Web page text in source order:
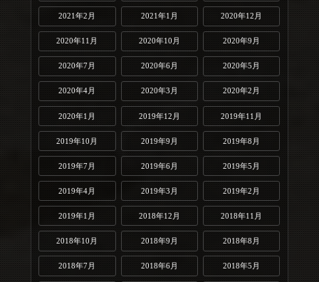
2021年2月 2021年1月 2020年12月
2020年11月 2020年10月 2020年9月
2020年7月 2020年6月 2020年5月
2020年4月 2020年3月 2020年2月
2020年1月 2019年12月 2019年11月
2019年10月 2019年9月 2019年8月
2019年7月 2019年6月 2019年5月
2019年4月 2019年3月 2019年2月
2019年1月 2018年12月 2018年11月
2018年10月 2018年9月 2018年8月
2018年7月 2018年6月 2018年5月